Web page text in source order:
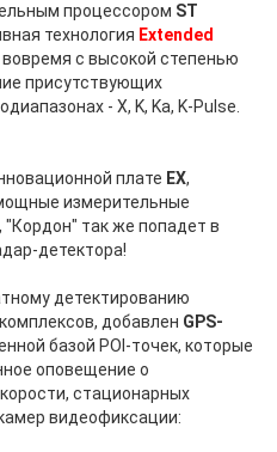
процессором ST
технология Extended
с высокой степенью
присутствующих
- X, K, Ka, K-Pulse.
плате EX,
измерительные
так же попадет в
детектора!
детектированию
добавлен GPS-
базой POI-точек, которые
оповещение о
стационарных
видеофиксации: